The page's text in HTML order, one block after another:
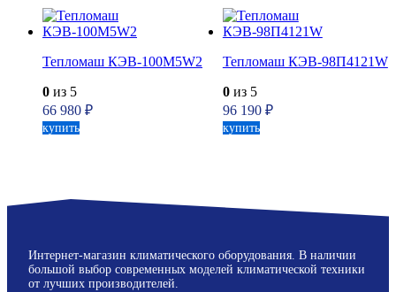
Тепломаш КЭВ-100М5W2
0 из 5
66 980 ₽
купить
Тепломаш КЭВ-98П4121W
0из 5
96 190 ₽
купить
Интернет-магазин климатического оборудования. В наличии
большой выбор современных моделей климатической техники
от лучших производителей.